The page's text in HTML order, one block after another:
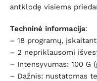
antklodę visiems
Techninė informacija:
– 18 programų,
– 2 nepriklausomi
– Intensyvumas: 100 G
– Dažnis: nustatomas